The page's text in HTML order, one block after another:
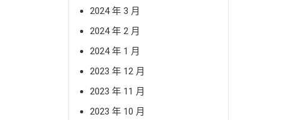
2024 年 3 月
2024 年 2 月
2024 年 1 月
2023 年 12 月
2023 年 11 月
2023 年 10 月